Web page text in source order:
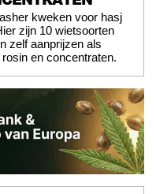
kweken voor hasj
zijn 10 wietsoorten
zelf aanprijzen als
en concentraten.